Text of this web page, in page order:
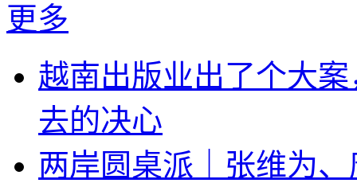
更多
越南出版业出了个大
去的决心
两岸圆桌派｜张维为